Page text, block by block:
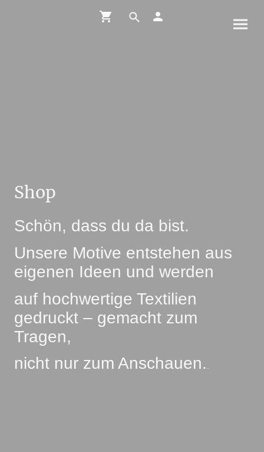
Shop
Schön, dass du da bist.
Unsere Motive entstehen aus
eigenen Ideen und werden
auf hochwertige Textilien
gedruckt – gemacht zum
Tragen,
nicht nur zum Anschauen. .